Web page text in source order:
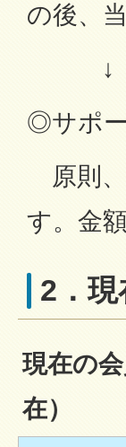
の後、
↓
◎サポ
原則、
す。金
2．
現在の
在）